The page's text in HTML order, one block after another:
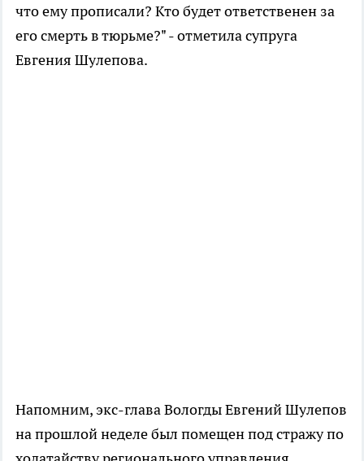
что ему прописали? Кто будет ответственен за
его смерть в тюрьме?" - отметила супруга
Евгения Шулепова.
Напомним, экс-глава Вологды Евгений Шулепов
на прошлой неделе был помещен под стражу по